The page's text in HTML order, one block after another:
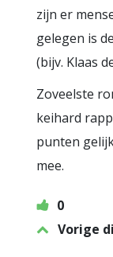
zijn er
gelegen is
(bijv. Klaas
Zoveelste
keihard
punten
mee.
0
Vorige